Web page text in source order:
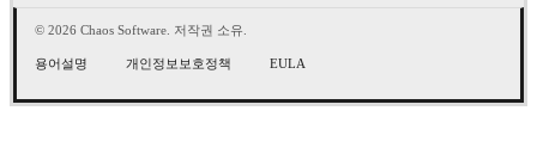
© 2026 Chaos Software. 저작권 소유.
용어설명 개인정보보호정책 EULA